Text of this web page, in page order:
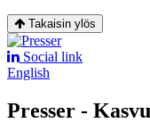
Takaisin ylös
Social link
English
Presser -